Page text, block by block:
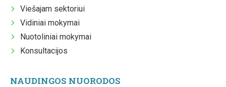
Viešajam sektoriui
Vidiniai mokymai
Nuotoliniai mokymai
Konsultacijos
NAUDINGOS NUORODOS